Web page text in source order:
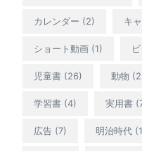
カレンダー (2) キ
ショート動画 (1)
児童書 (26) 動物
学習書 (4) 実用書
広告 (7) 明治時代